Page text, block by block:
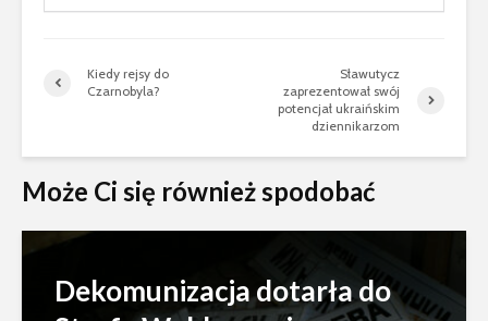
Kiedy rejsy do
Czarnobyla?
Sławutycz
zaprezentował swój
potencjał ukraińskim
dziennikarzom
Może Ci się również spodobać
Dekomunizacja dotarła do